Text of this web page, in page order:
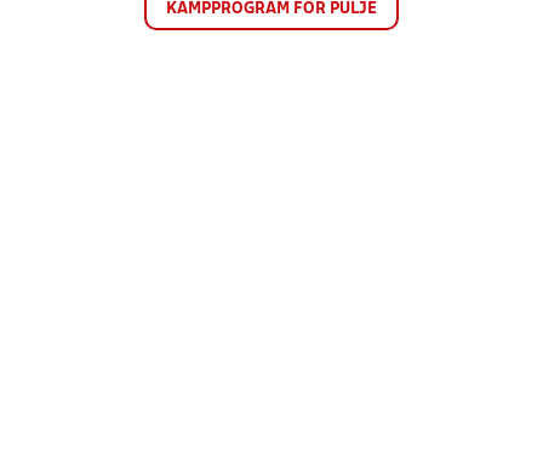
KAMPPROGRAM FOR PULJE